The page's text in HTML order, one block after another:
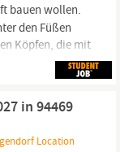
bauen wollen.
den Füßen
Köpfen, die mit
daran
Unser
in 94469
Location